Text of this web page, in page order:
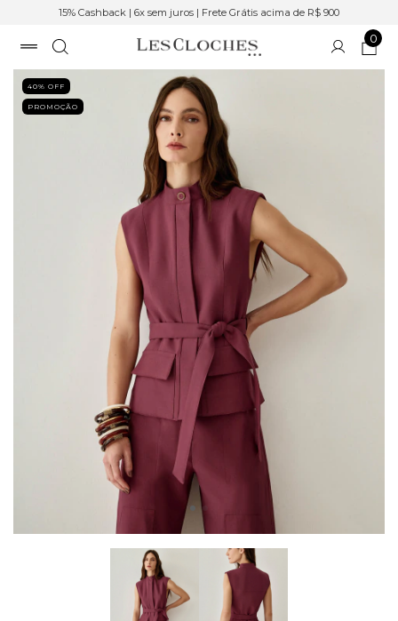
15% Cashback | 6x sem juros | Frete Grátis acima de R$ 900
0
40% OFF
PROMOÇÃO